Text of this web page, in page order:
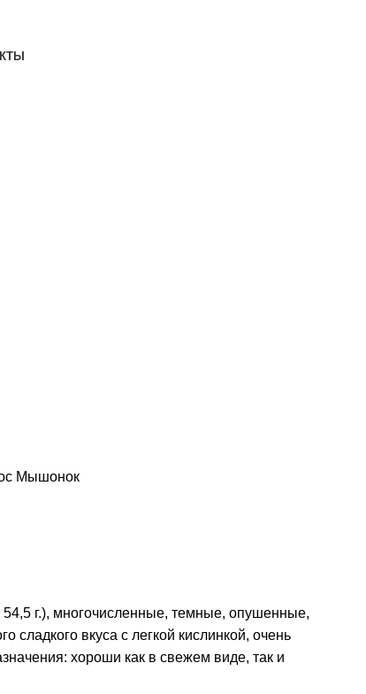
Мышонок
г.), многочисленные, темные, опушенные,
сладкого вкуса с легкой кислинкой, очень
хороши как в свежем виде, так и